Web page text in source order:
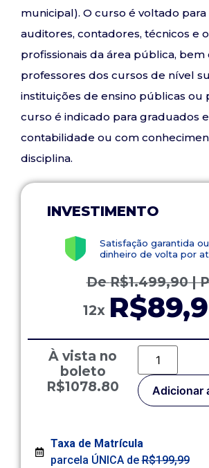
municipal). O curso é voltado para
auditores, contadores, técnicos e
profissionais da área pública, bem
professores dos cursos de nível
instituições de ensino públicas ou
curso é indicado para graduados
contabilidade ou com
disciplina.
INVESTIMENTO
Satisfação garantida
dinheiro de volta por
DeR$1.499,90|
12x
À vista no
boleto
R$1078.80
Adicionar
Taxa de Matrícula
parcela ÚNICA deR$199,99